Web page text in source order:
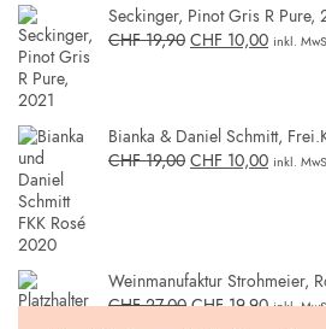
Seckinger, Pinot Gris R Pure,
CHF19,90 CHF 10,00 inkl.
Bianka & Daniel Schmitt,
CHF19,00 CHF 10,00 inkl.
Weinmanufaktur Strohmeier,
CHF27,00 CHF19,90 inkl.